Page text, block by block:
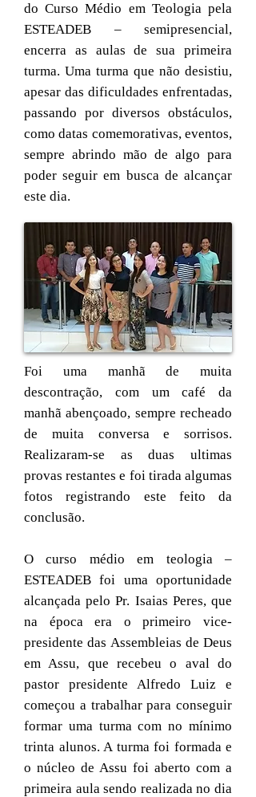
do Curso Médio em Teologia pela
ESTEADEB – semipresencial,
encerra as aulas de sua primeira
turma. Uma turma que não desistiu,
apesar das dificuldades enfrentadas,
passando por diversos obstáculos,
como datas comemorativas, eventos,
sempre abrindo mão de algo para
poder seguir em busca de alcançar
este dia.
Foi uma manhã de muita
descontração, com um café da
manhã abençoado, sempre recheado
de muita conversa e sorrisos.
Realizaram-se as duas ultimas
provas restantes e foi tirada algumas
fotos registrando este feito da
conclusão.
O curso médio em teologia –
ESTEADEB foi uma oportunidade
alcançada pelo Pr. Isaias Peres, que
na época era o primeiro vice-
presidente das Assembleias de Deus
em Assu, que recebeu o aval do
pastor presidente Alfredo Luiz e
começou a trabalhar para conseguir
formar uma turma com no mínimo
trinta alunos. A turma foi formada e
o núcleo de Assu foi aberto com a
primeira aula sendo realizada no dia